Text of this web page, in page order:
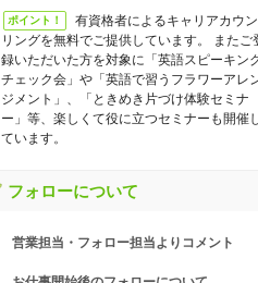
ポイント！
有資格者によるキャリアカウ
リングを無料でご提供しています。 またご
録いただいた方を対象に「英語スピーキン
チェック会」や「英語で習うフラワーアレ
ジメント」、「ときめき片づけ体験セミナ
ー」等、楽しくて役に立つセミナーも開催
ています。
フォローについて
営業担当・フォロー担当よりコメント